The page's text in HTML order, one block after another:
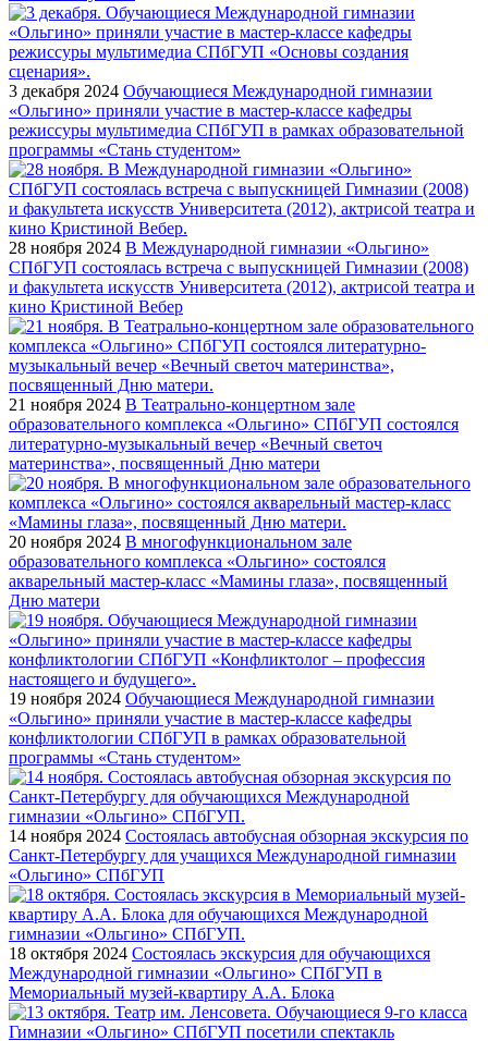
3 декабря 2024 Обучающиеся Международной гимназии
«Ольгино» приняли участие в мастер-классе кафедры
режиссуры мультимедиа СПбГУП в рамках образовательной
программы «Стань студентом»
28 ноября 2024 В Международной гимназии «Ольгино»
СПбГУП состоялась встреча с выпускницей Гимназии (2008)
и факультета искусств Университета (2012), актрисой театра и
кино Кристиной Вебер
21 ноября 2024 В Театрально-концертном зале
образовательного комплекса «Ольгино» СПбГУП состоялся
литературно-музыкальный вечер «Вечный светоч
материнства», посвященный Дню матери
20 ноября 2024 В многофункциональном зале
образовательного комплекса «Ольгино» состоялся
акварельный мастер-класс «Мамины глаза», посвященный
Дню матери
19 ноября 2024 Обучающиеся Международной гимназии
«Ольгино» приняли участие в мастер-классе кафедры
конфликтологии СПбГУП в рамках образовательной
программы «Стань студентом»
14 ноября 2024 Состоялась автобусная обзорная экскурсия по
Санкт-Петербургу для учащихся Международной гимназии
«Ольгино» СПбГУП
18 октября 2024 Состоялась экскурсия для обучающихся
Международной гимназии «Ольгино» СПбГУП в
Мемориальный музей-квартиру А.А. Блока